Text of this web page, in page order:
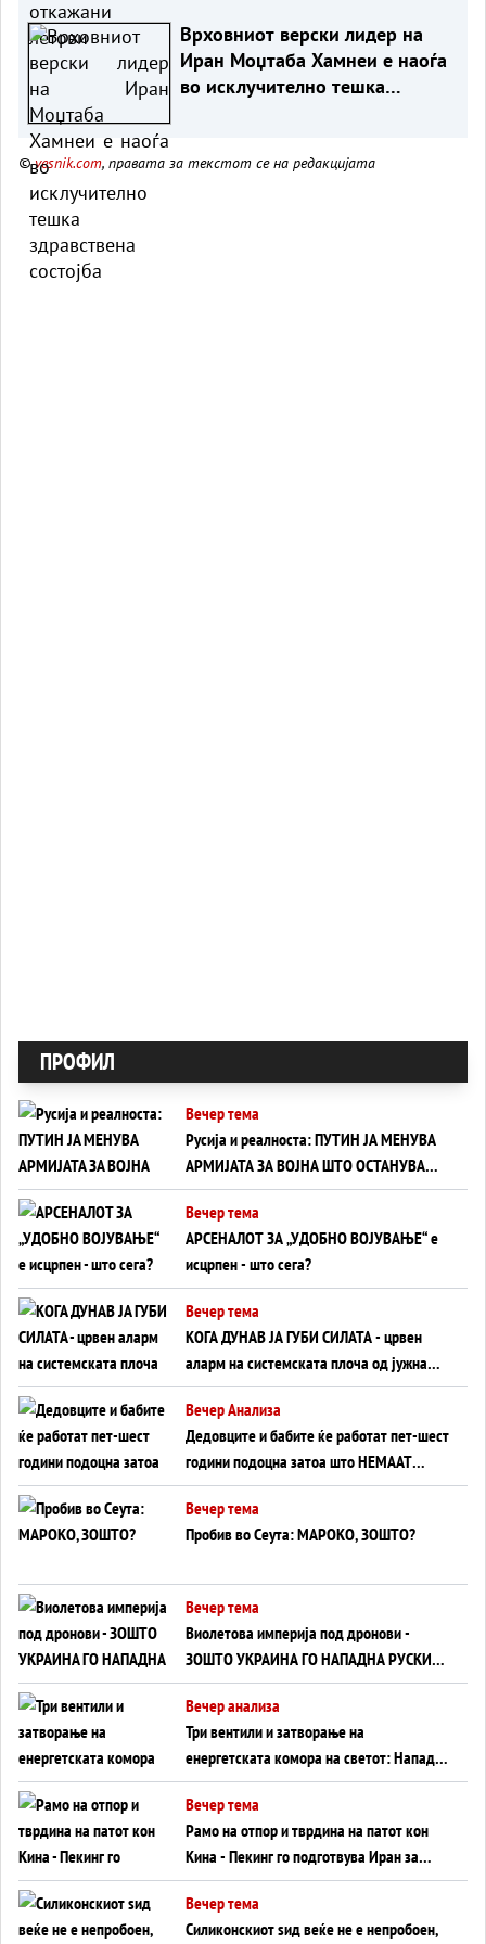
Врховниот верски лидер на
Иран Моџтаба Хамнеи е наоѓа
во исклучително тешка
©vesnik.com, правата за текстот се на редакцијата
ПРОФИЛ
Вечер тема
Русија и реалноста: ПУТИН ЈА МЕНУВА
АРМИЈАТА ЗА ВОЈНА ШТО ОСТАНУВА
БЕЗ ФРОНТ
Вечер тема
АРСЕНАЛОТ ЗА „УДОБНО ВОЈУВАЊЕ“ е
исцрпен - што сега?
Вечер тема
КОГА ДУНАВ ЈА ГУБИ СИЛАТА - црвен
аларм на системската плоча од јужна
Германија до Црното Море...
Вечер Анализа
Дедовците и бабите ќе работат пет-шест
години подоцна затоа што НЕМААТ
ВНУЦИ ДА ГИ ЗАМЕНАТ
Вечер тема
Пробив во Сеута: МАРОКО, ЗОШТО?
Вечер тема
Виолетова империја под дронови -
ЗОШТО УКРАИНА ГО НАПАДНА РУСКИОТ
WILDBERRIES
Вечер анализа
Три вентили и затворање на
енергетската комора на светот: Нападот
во Суец најавува глобален енергетски
инфаркт?
Вечер тема
Рамо на отпор и тврдина на патот кон
Кина - Пекинг го подготвува Иран за
американска копнена инвазија
Вечер тема
Силиконскиот ѕид веќе не е непробоен,